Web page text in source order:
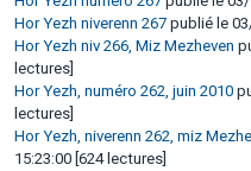
Hor Yezh niverenn 267 publié le
Hor Yezh niv 266, Miz Mezheven
lectures]
Hor Yezh, numéro 262, juin 2010
lectures]
Hor Yezh, niverenn 262, miz
15:23:00 [624 lectures]